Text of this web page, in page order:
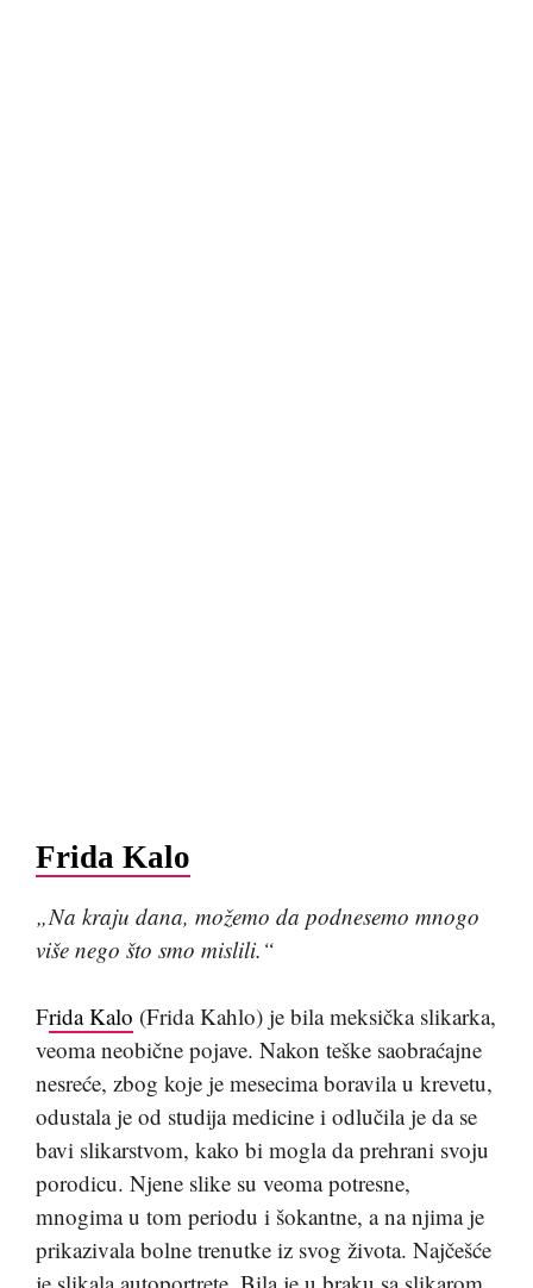
Frida Kalo
„Na kraju dana, možemo da podnesemo mnogo
više nego što smo mislili.“
Frida Kalo (Frida Kahlo) je bila meksička slikarka,
veoma neobične pojave. Nakon teške saobraćajne
nesreće, zbog koje je mesecima boravila u krevetu,
odustala je od studija medicine i odlučila je da se
bavi slikarstvom, kako bi mogla da prehrani svoju
porodicu. Njene slike su veoma potresne,
mnogima u tom periodu i šokantne, a na njima je
prikazivala bolne trenutke iz svog života. Najčešće